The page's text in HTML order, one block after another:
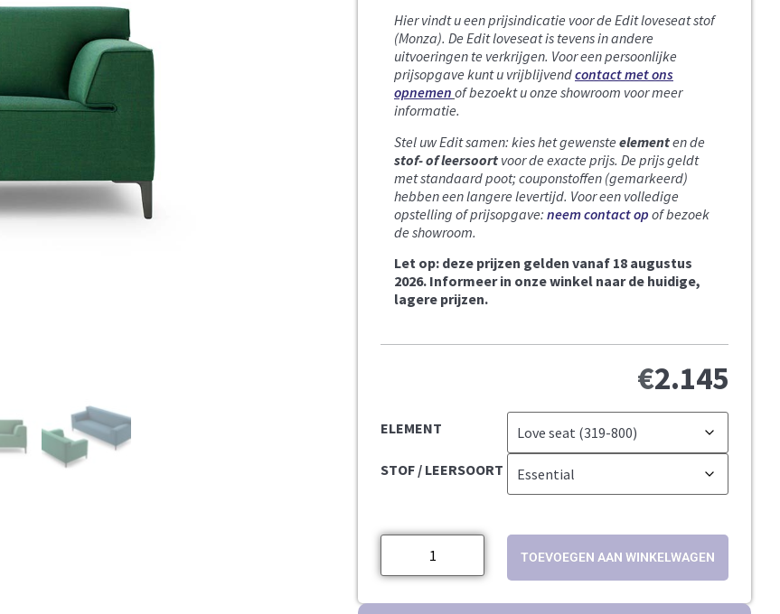
Hier vindt u een prijsindicatie voor de Edit loveseat stof
(Monza). De Edit loveseat is tevens in andere
uitvoeringen te verkrijgen. Voor een persoonlijke
prijsopgave kunt u vrijblijvendcontact met ons
opnemen of bezoekt u onze showroom voor meer
informatie.
Stel uw Edit samen: kies het gewenste elementen de
stof- of leersoort voor de exacte prijs. De prijs geldt
met standaard poot; couponstoffen (gemarkeerd)
hebben een langere levertijd. Voor een volledige
opstelling of prijsopgave: neem contact op of bezoek
de showroom.
Let op: deze prijzen gelden vanaf 18 augustus
2026. Informeer in onze winkel naar de huidige,
lagere prijzen.
€2.145
ELEMENT
STOF / LEERSOORT
TOEVOEGEN AAN WINKELWAGEN